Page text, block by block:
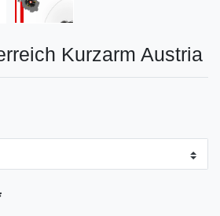
Kurzarm Austria